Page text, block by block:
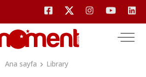
Ana sayfa Library